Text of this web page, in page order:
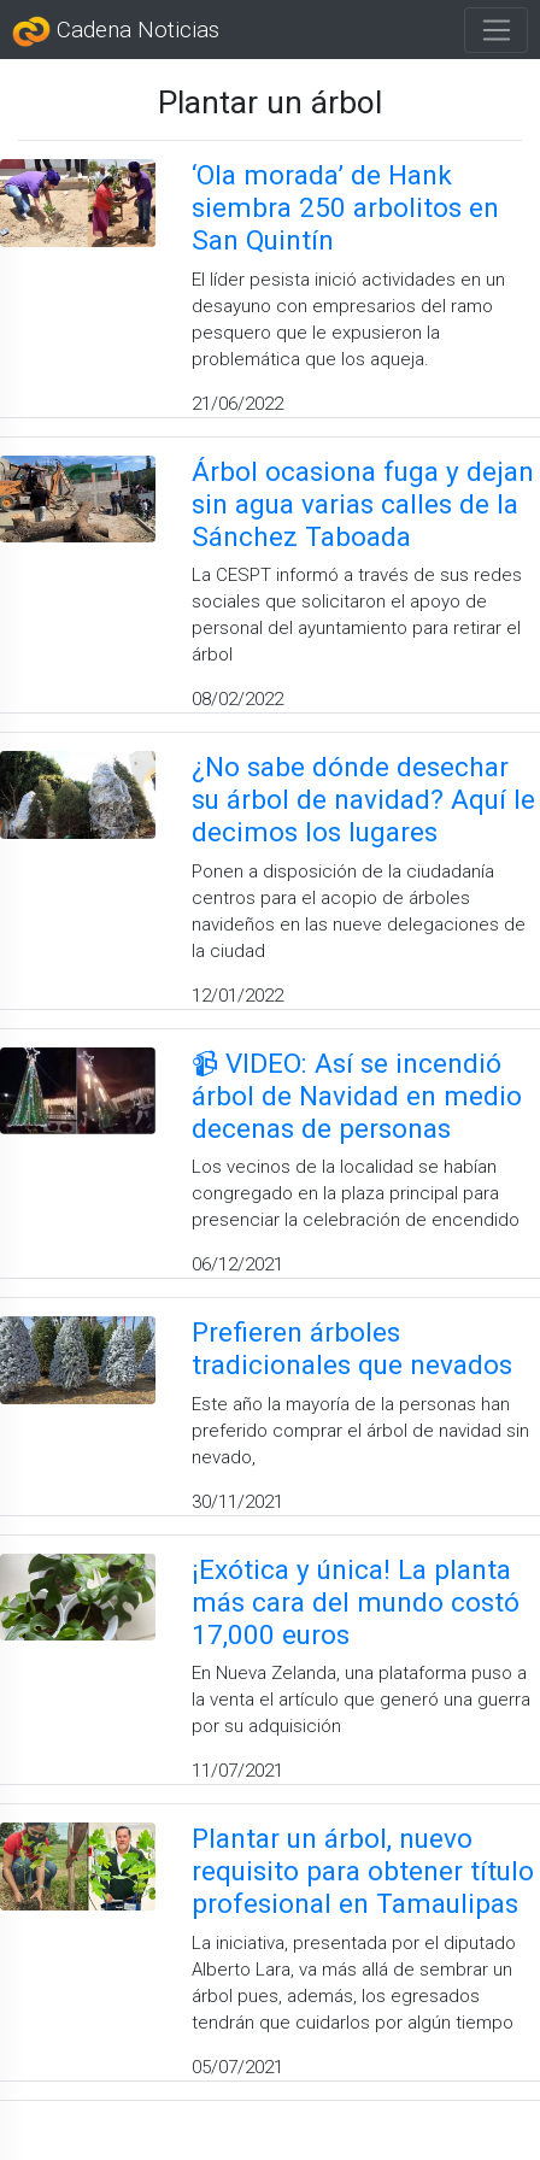
Cadena Noticias
Plantar un árbol
‘Ola morada’ de Hank
siembra 250 arbolitos en
San Quintín
El líder pesista inició actividades en un
desayuno con empresarios del ramo
pesquero que le expusieron la
problemática que los aqueja.
21/06/2022
Árbol ocasiona fuga y dejan
sin agua varias calles de la
Sánchez Taboada
La CESPT informó a través de sus redes
sociales que solicitaron el apoyo de
personal del ayuntamiento para retirar el
árbol
08/02/2022
¿No sabe dónde desechar
su árbol de navidad? Aquí le
decimos los lugares
Ponen a disposición de la ciudadanía
centros para el acopio de árboles
navideños en las nueve delegaciones de
la ciudad
12/01/2022
📹 VIDEO: Así se incendió
árbol de Navidad en medio
decenas de personas
Los vecinos de la localidad se habían
congregado en la plaza principal para
presenciar la celebración de encendido
06/12/2021
Prefieren árboles
tradicionales que nevados
Este año la mayoría de la personas han
preferido comprar el árbol de navidad sin
nevado,
30/11/2021
¡Exótica y única! La planta
más cara del mundo costó
17,000 euros
En Nueva Zelanda, una plataforma puso a
la venta el artículo que generó una guerra
por su adquisición
11/07/2021
Plantar un árbol, nuevo
requisito para obtener título
profesional en Tamaulipas
La iniciativa, presentada por el diputado
Alberto Lara, va más allá de sembrar un
árbol pues, además, los egresados
tendrán que cuidarlos por algún tiempo
05/07/2021